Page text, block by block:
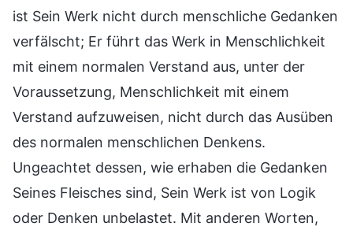
ist Sein Werk nicht durch menschliche Gedanken
verfälscht; Er führt das Werk in Menschlichkeit
mit einem normalen Verstand aus, unter der
Voraussetzung, Menschlichkeit mit einem
Verstand aufzuweisen, nicht durch das Ausüben
des normalen menschlichen Denkens.
Ungeachtet dessen, wie erhaben die Gedanken
Seines Fleisches sind, Sein Werk ist von Logik
oder Denken unbelastet. Mit anderen Worten,